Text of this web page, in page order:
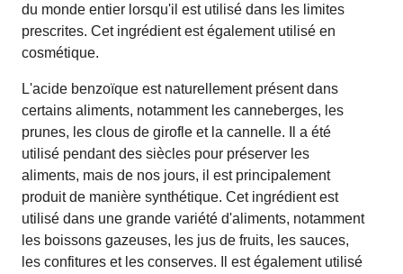
du monde entier lorsqu'il est utilisé dans les limites
prescrites. Cet ingrédient est également utilisé en
cosmétique.
L'acide benzoïque est naturellement présent dans
certains aliments, notamment les canneberges, les
prunes, les clous de girofle et la cannelle. Il a été
utilisé pendant des siècles pour préserver les
aliments, mais de nos jours, il est principalement
produit de manière synthétique. Cet ingrédient est
utilisé dans une grande variété d'aliments, notamment
les boissons gazeuses, les jus de fruits, les sauces,
les confitures et les conserves. Il est également utilisé